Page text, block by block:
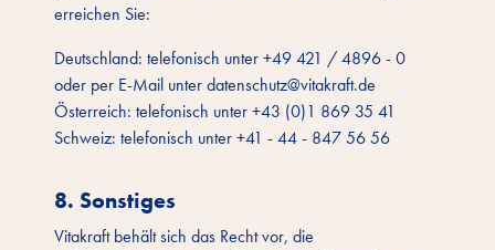
erreichen Sie:
Deutschland: telefonisch unter +49 421 / 4896 - 0
oder per E-Mail unter datenschutz@vitakraft.de
Österreich: telefonisch unter +43 (0)1 869 35 41
Schweiz: telefonisch unter +41 - 44 - 847 56 56
8. Sonstiges
Vitakraft behält sich das Recht vor, die